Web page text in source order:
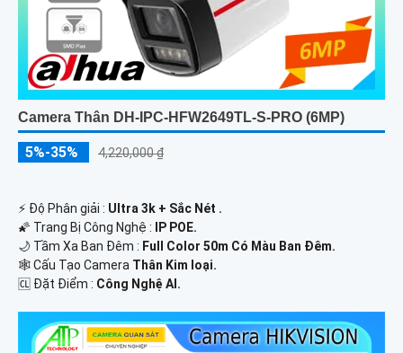
Camera Thân DH-IPC-HFW2649TL-S-PRO (6MP)
5%-35% 4,220,000 ₫
️⚡ Độ Phân giải : Ultra 3k + Sắc Nét .
🌠 Trang Bị Công Nghệ :
IP POE.
🌙 Tầm Xa Ban Đêm : Full Color 50m Có Màu Ban Ðêm.
🕸️ Cấu Tạo Camera Thân Kim loại.
️🆑 Đặt Điểm : Công Nghệ AI.